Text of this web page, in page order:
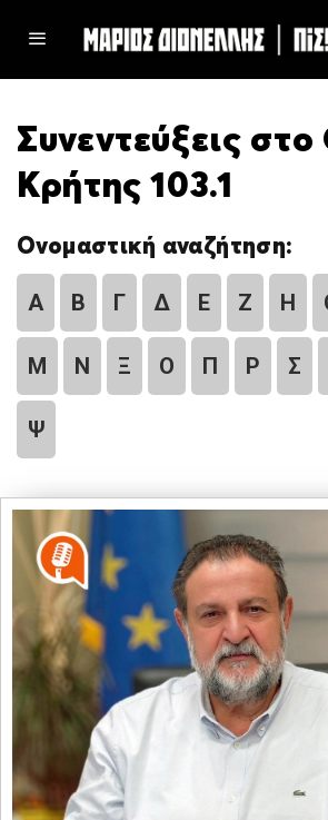
Συνεντεύξεις
Κρήτης 103.1
Ονομαστική αναζήτηση:
Α Β Γ Δ Ε Ζ Η
Μ Ν Ξ Ο Π Ρ Σ
Ψ